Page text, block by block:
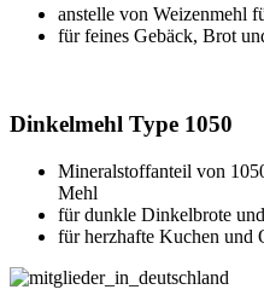
anstelle von Weizenmehl
für feines Gebäck, Brot
Dinkelmehl Type 1050
Mineralstoffanteil von
Mehl
für dunkle Dinkelbrote
für herzhafte Kuchen und